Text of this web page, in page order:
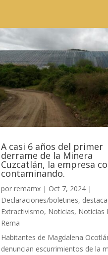
A casi 6 años del primer
derrame de la Minera
Cuzcatlán, la empresa
contaminando.
porremamx | Oct 7, 2024 |
Declaraciones/boletines,
Extractivismo, Noticias, Noticias
Rema
Habitantes de Magdalena
denuncian escurrimientos de la